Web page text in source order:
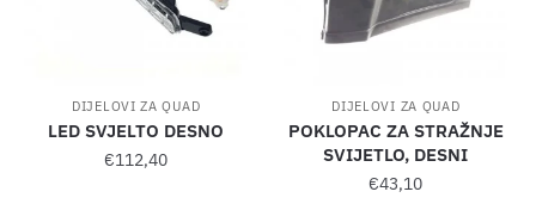
DIJELOVI ZA QUAD
LED SVJELTO DESNO
€112,40
DIJELOVI ZA QUAD
POKLOPAC ZA STRAŽNJE
SVIJETLO, DESNI
€43,10